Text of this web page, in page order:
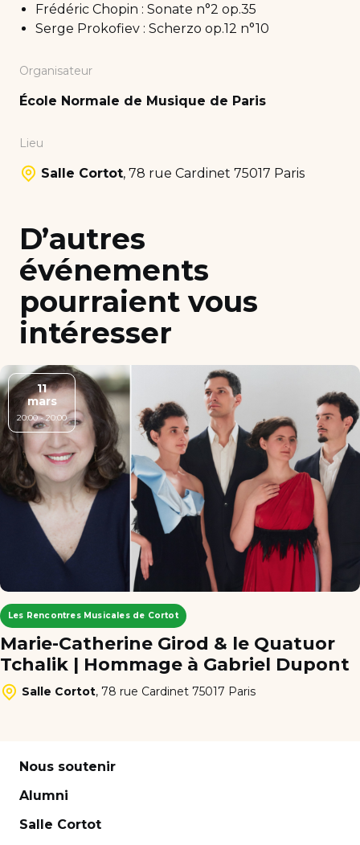
Frédéric Chopin : Sonate n°2 op.35
Serge Prokofiev : Scherzo op.12 n°10
Organisateur
École Normale de Musique de Paris
Lieu
Salle Cortot, 78 rue Cardinet 75017 Paris
D’autres
événements
pourraient vous
intéresser
11
mars
20:00 - 20:00
Les Rencontres Musicales de Cortot
Marie-Catherine Girod & le Quatuor
Tchalik | Hommage à Gabriel Dupont
Salle Cortot, 78 rue Cardinet 75017 Paris
Nous soutenir
Alumni
Salle Cortot